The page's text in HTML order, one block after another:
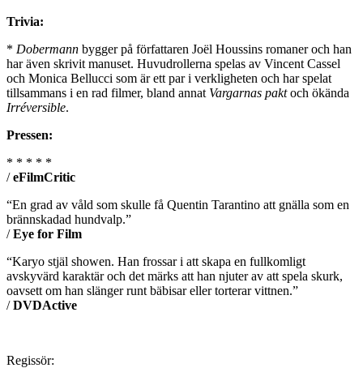
Trivia:
* Dobermann bygger på författaren Joël Houssins romaner och han
har även skrivit manuset. Huvudrollerna spelas av Vincent Cassel
och Monica Bellucci som är ett par i verkligheten och har spelat
tillsammans i en rad filmer, bland annat Vargarnas paktoch ökända
Irréversible.
Pressen:
* * * * *
/eFilmCritic
“En grad av våld som skulle få Quentin Tarantino att gnälla som en
brännskadad hundvalp.”
/Eye for Film
“Karyo stjäl showen. Han frossar i att skapa en fullkomligt
avskyvärd karaktär och det märks att han njuter av att spela skurk,
oavsett om han slänger runt bäbisar eller torterar vittnen.”
/DVDActive
Regissör: